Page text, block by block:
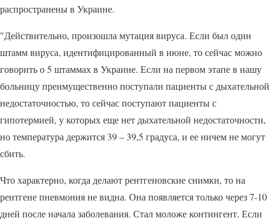
распространены в Украине.
"Действительно, произошла мутация вируса. Если был один
штамм вируса, идентифицированный в июне, то сейчас можно
говорить о 5 штаммах в Украине. Если на первом этапе в нашу
больницу преимущественно поступали пациенты с дыхательной
недостаточностью, то сейчас поступают пациенты с
гипотермией, у которых еще нет дыхательной недостаточности,
но температура держится 39 – 39,5 градуса, и ее ничем не могут
сбить.
Что характерно, когда делают рентгеновские снимки, то на
рентгене пневмония не видна. Она появляется только через 7-10
дней после начала заболевания. Стал моложе контингент. Если